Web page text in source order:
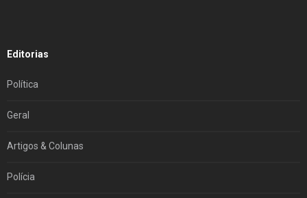
Editorias
Política
Geral
Artigos & Colunas
Polícia